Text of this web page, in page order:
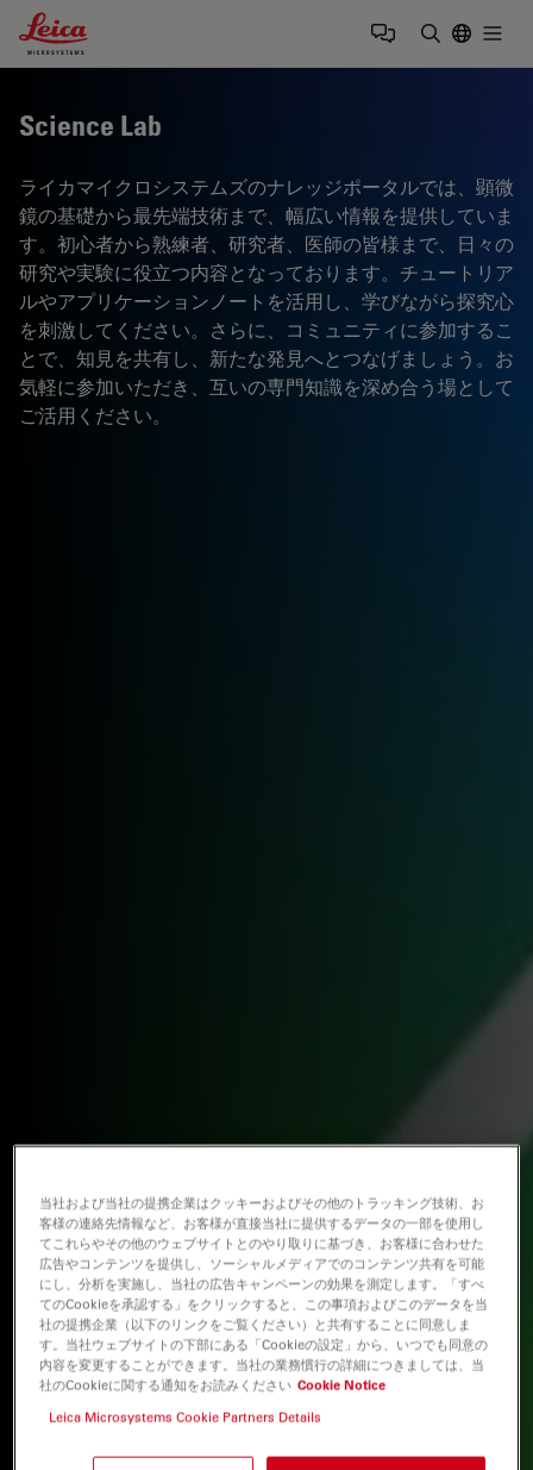
Leica Microsystems Logo
Science Lab
ライカマイクロシステムズのナレッジポータルでは、顕微
鏡の基礎から最先端技術まで、幅広い情報を提供していま
す。初心者から熟練者、研究者、医師の皆様まで、日々の
研究や実験に役立つ内容となっております。チュートリア
ルやアプリケーションノートを活用し、学びながら探究心
を刺激してください。さらに、コミュニティに参加するこ
とで、知見を共有し、新たな発見へとつなげましょう。お
気軽に参加いただき、互いの専門知識を深め合う場として
ご活用ください。
当社および当社の提携企業はクッキーおよびその他のトラッキング技術、お
客様の連絡先情報など、お客様が直接当社に提供するデータの一部を使用し
てこれらやその他のウェブサイトとのやり取りに基づき、お客様に合わせた
広告やコンテンツを提供し、ソーシャルメディアでのコンテンツ共有を可能
にし、分析を実施し、当社の広告キャンペーンの効果を測定します。「すべ
てのCookieを承認する」をクリックすると、この事項およびこのデータを当
社の提携企業（以下のリンクをご覧ください）と共有することに同意しま
す。当社ウェブサイトの下部にある「Cookieの設定」から、いつでも同意の
内容を変更することができます。当社の業務慣行の詳細につきましては、当
社のCookieに関する通知をお読みください Cookie Notice
Leica Microsystems Cookie Partners Details